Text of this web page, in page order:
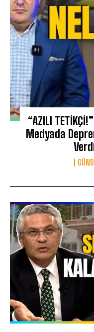
“AZILI
Medyada